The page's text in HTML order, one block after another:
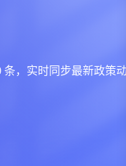
事变动
条，实时同步最新政策